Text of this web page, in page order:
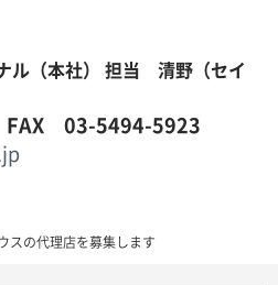
ル（本社） 担当 清野（セイ
03-5494-5923
スの代理店を募集します